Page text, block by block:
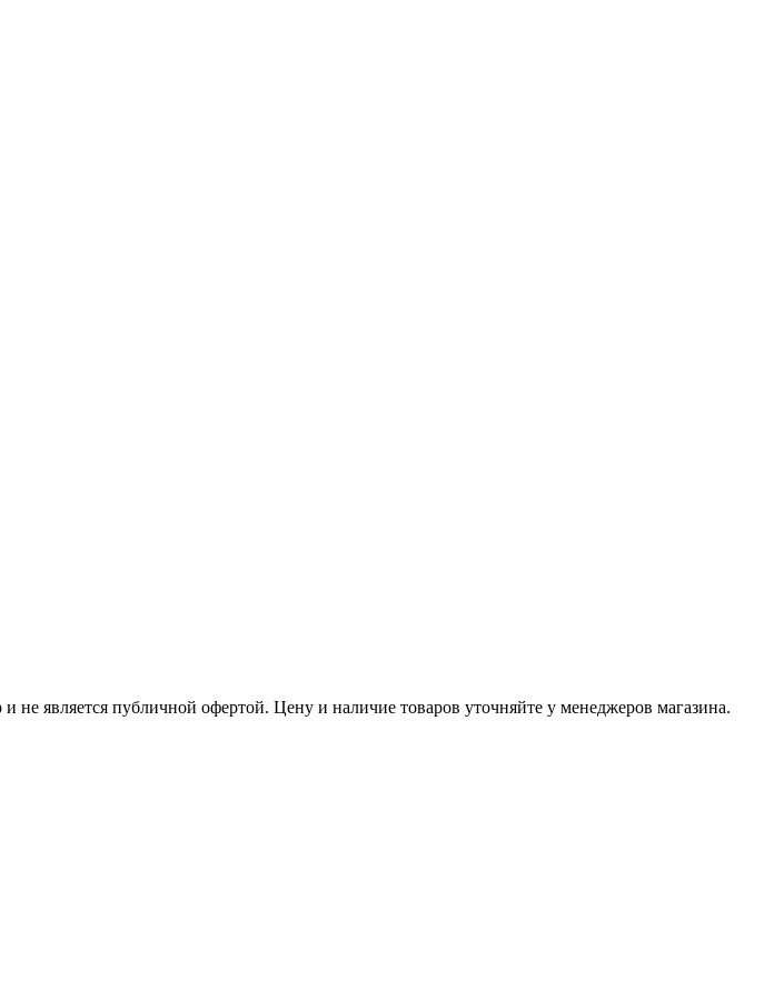
является публичной офертой. Цену и наличие товаров уточняйте у менеджеров магазина.